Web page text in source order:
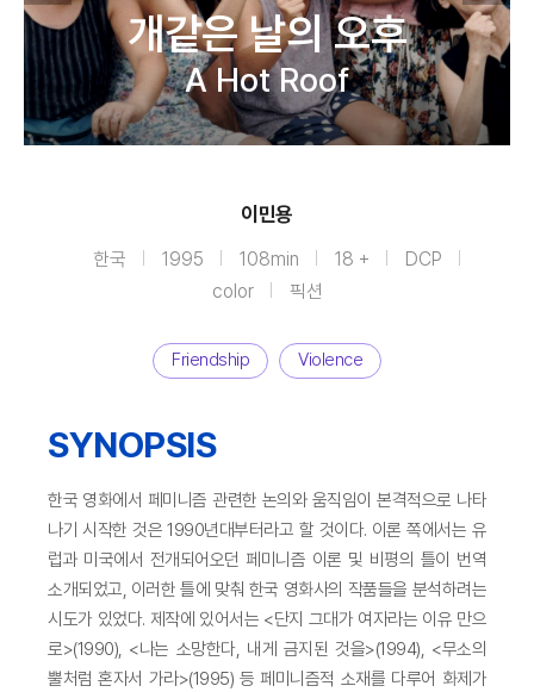
개같은 날의 오후
A Hot Roof
이민용
한국 1995 108min 18 +
DCP
color
픽션
Friendship Violence
SYNOPSIS
한국 영화에서 페미니즘 관련한 논의와 움직임이 본격적으로 나타
나기 시작한 것은 1990년대부터라고 할 것이다. 이론 쪽에서는 유
럽과 미국에서 전개되어오던 페미니즘 이론 및 비평의 틀이 번역
소개되었고, 이러한 틀에 맞춰 한국 영화사의 작품들을 분석하려는
시도가 있었다. 제작에 있어서는 <단지 그대가 여자라는 이유 만으
로>(1990), <나는 소망한다, 내게 금지된 것을>(1994), <무소의
뿔처럼 혼자서 가라>(1995) 등 페미니즘적 소재를 다루어 화제가